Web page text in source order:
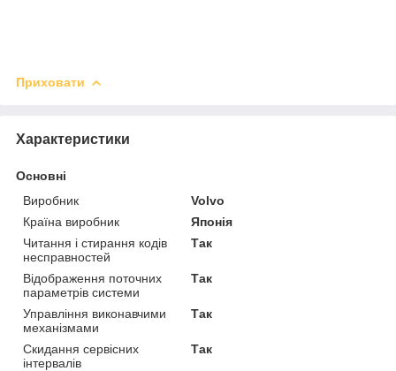
Приховати
Характеристики
Основні
Виробник
Volvo
Країна виробник
Японія
Читання і стирання кодів
несправностей
Так
Відображення поточних
параметрів системи
Так
Управління виконавчими
механізмами
Так
Скидання сервісних
інтервалів
Так